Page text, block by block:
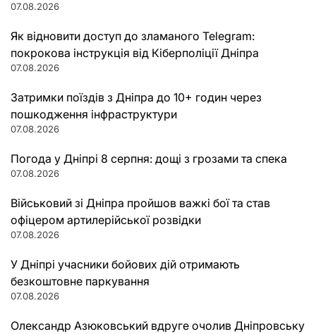
07.08.2026
Як відновити доступ до зламаного Telegram:
покрокова інструкція від Кіберполіції Дніпра
07.08.2026
Затримки поїздів з Дніпра до 10+ годин через
пошкодження інфраструктури
07.08.2026
Погода у Дніпрі 8 серпня: дощі з грозами та спека
07.08.2026
Військовий зі Дніпра пройшов важкі бої та став
офіцером артилерійської розвідки
07.08.2026
У Дніпрі учасники бойових дій отримають
безкоштовне паркування
07.08.2026
Олександр Азюковський вдруге очолив Дніпровську